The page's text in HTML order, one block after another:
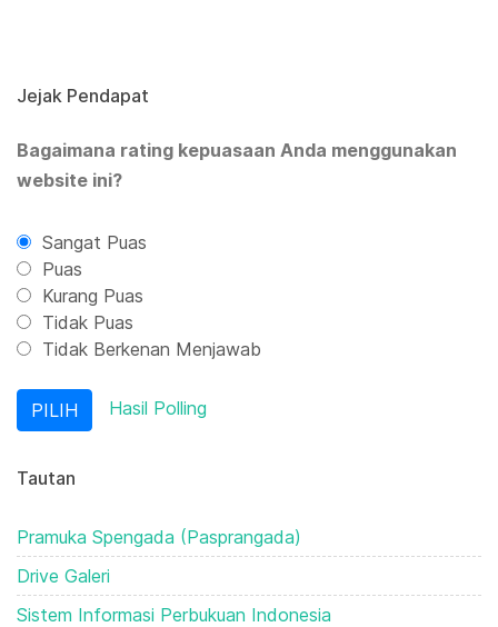
Jejak Pendapat
Bagaimana rating kepuasaan Anda menggunakan
website ini?
Sangat Puas
Puas
Kurang Puas
Tidak Puas
Tidak Berkenan Menjawab
Hasil Polling
Tautan
Pramuka Spengada (Pasprangada)
Drive Galeri
Sistem Informasi Perbukuan Indonesia